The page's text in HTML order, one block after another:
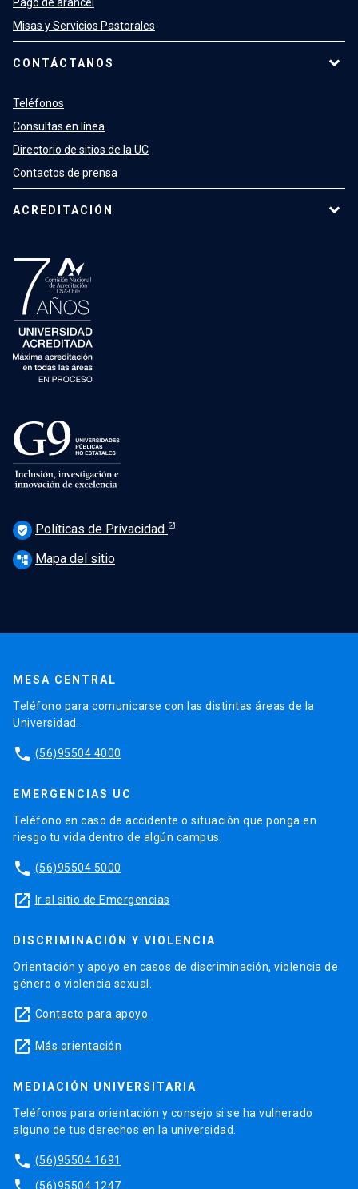
Pago de arancel
Misas y Servicios Pastorales
CONTÁCTANOS
Teléfonos
Consultas en línea
Directorio de sitios de la UC
Contactos de prensa
ACREDITACIÓN
verified_user Políticas de Privacidad
account_tree Mapa del sitio
MESA CENTRAL
Teléfono para comunicarse con las distintas áreas de la
Universidad.
phone (56)95504 4000
EMERGENCIAS UC
Teléfono en caso de accidente o situación que ponga en
riesgo tu vida dentro de algún campus.
phone (56)95504 5000
launch Ir al sitio de Emergencias
DISCRIMINACIÓN Y VIOLENCIA
Orientación y apoyo en casos de discriminación, violencia de
género o violencia sexual.
launch Contacto para apoyo
launch Más orientación
MEDIACIÓN UNIVERSITARIA
Teléfonos para orientación y consejo si se ha vulnerado
alguno de tus derechos en la universidad.
phone (56)95504 1691
(56)95504 1247